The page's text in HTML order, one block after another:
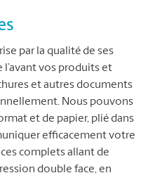
par la qualité de ses
vos produits et
et autres documents
Nous pouvons
et de papier, plié dans
efficacement votre
complets allant de
double face, en